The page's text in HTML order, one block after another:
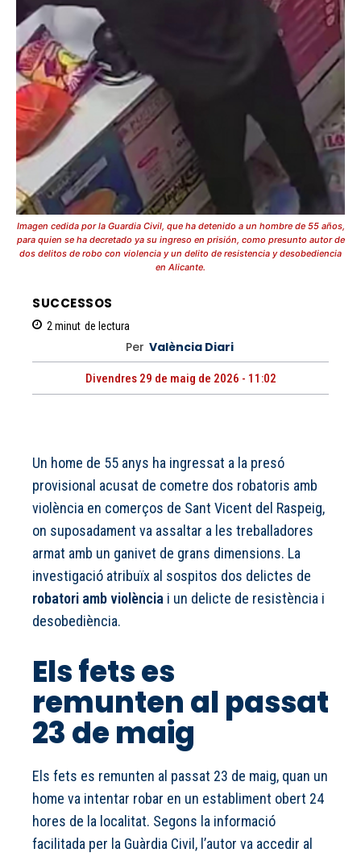
Imagen cedida por la Guardia Civil, que ha detenido a un hombre de 55 años,
para quien se ha decretado ya su ingreso en prisión, como presunto autor de
dos delitos de robo con violencia y un delito de resistencia y desobediencia
en Alicante.
SUCCESSOS
2 minut de lectura
Per València Diari
Divendres 29 de maig de 2026 - 11:02
Un home de 55 anys ha ingressat a la presó
provisional acusat de cometre dos robatoris amb
violència en comerços de Sant Vicent del Raspeig,
on suposadament va assaltar a les treballadores
armat amb un ganivet de grans dimensions. La
investigació atribuïx al sospitos dos delictes de
robatori amb violència i un delicte de resistència i
desobediència.
Els fets es
remunten al passat
23 de maig
Els fets es remunten al passat 23 de maig, quan un
home va intentar robar en un establiment obert 24
hores de la localitat. Segons la informació
facilitada per la Guàrdia Civil, l’autor va accedir al